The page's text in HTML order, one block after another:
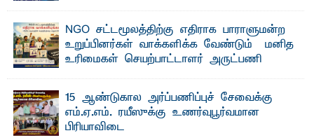
NGO சட்டமூலத்திற்கு எதிராக பாராளுமன்ற
உறுப்பினர்கள் வாக்களிக்க வேண்டும் – மனித
உரிமைகள் செயற்பாட்டாளர் அருட்பணி
ஜே. எப். காமிலா பேகம்- இ லங்கை அரசாங்கம் அரசுசாரா
அமைப்புகள் (NGO) தொடர்பான புதிய சட்டமூலத்தை ...
15 ஆண்டுகால அர்ப்பணிப்புச் சேவைக்கு
எம்.ஏ.எம். ரயீஸுக்கு உணர்வுபூர்வமான
பிரியாவிடை